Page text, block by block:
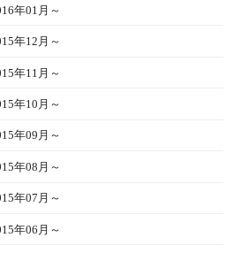
年01月～
年12月～
年11月～
年10月～
年09月～
年08月～
年07月～
年06月～